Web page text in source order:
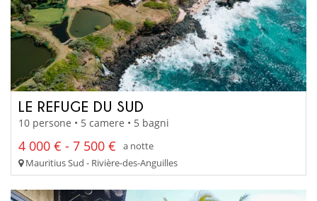
LE REFUGE DU SUD
10 persone • 5 camere • 5 bagni
4 000 € - 7 500 €
a notte
Mauritius Sud - Rivière-des-Anguilles